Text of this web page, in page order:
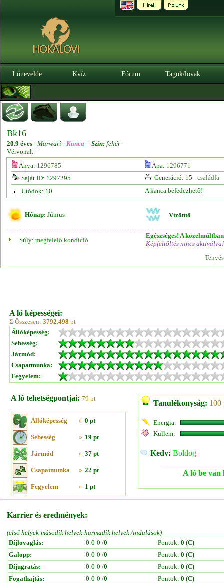
Lónevelde Kvíz Fórum Tagok/lovak
Bk16
20.9 éves - Marwari - Kanca - Szín: fehér
Vérvonal: -
Anya: 1296785 Apa: 1296771
Saját ID: 1297295
Generáció: 15 - családfa
Utódok: 10
A kanca befedezhető!
Hónap: Június Vízöntő
Súly: megfelelő kondíció
Egészséges! A
Képfeltöltés nincs aktiválva!
A ló képességei:
Σ Összesen: 3792.498 pt
Állóképesség:
Sebesség:
Jármód:
Csapatmunka:
Fegyelem:
A ló tehetségpontjai: 79 pt
Állóképesség » 0 pt
Sebesség » 19 pt
Jármód » 37 pt
Csapatmunka » 22 pt
Fegyelem » 1 pt
Tanulékonyság: 100
Energia:
Küllem:
Kedv: Boldog
A ló be van
Karrier és eredmények:
(első helyek-második helyek-harmadik helyek /indulások)
Díjlovaglás:
0-0-0 /0 Pontok: 0 (C)
Galopp:
0-0-0 /0 Pontok: 0 (C)
Díjugratás:
0-0-0 /0 Pontok: 0 (C)
Fogathajtás:
0-0-0 /0 Pontok: 0 (C)